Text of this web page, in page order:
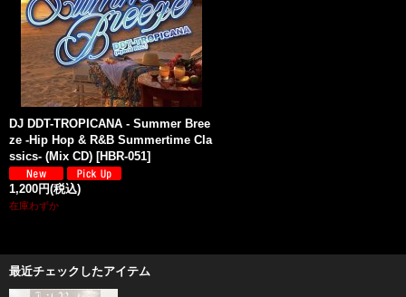
DJ DDT-TROPICANA - Summer Bree
ze -Hip Hop & R&B Summertime Cla
ssics- (Mix CD) [HBR-051]
1,200円(税込)
在庫わずか
最近チェックしたアイテム